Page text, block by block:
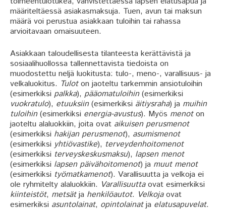
määriteltäessä asiakasmaksuja. Tuen, avun tai maksun
määrä voi perustua asiakkaan tuloihin tai rahassa
arvioitavaan omaisuuteen.
Asiakkaan taloudellisesta tilanteesta kerättävistä ja
sosiaalihuollossa tallennettavista tiedoista on
muodostettu neljä luokitusta: tulo-, meno-, varallisuus- ja
velkaluokitus. Tuloton jaoteltu tarkemmin ansiotuloihin
(esimerkiksi palkka), pääomatuloihin(esimerkiksi
vuokratulo), etuuksiin(esimerkiksi äitiysraha) ja muihin
tuloihin(esimerkiksi energia-avustus). Myös menoton
jaoteltu alaluokkiin, joita ovat aikuisen perusmenot
(esimerkiksi hakijan perusmenot), asumismenot
(esimerkiksi yhtiövastike), terveydenhoitomenot
(esimerkiksi terveyskeskusmaksu), lapsen menot
(esimerkiksi lapsen päivähoitomenot) ja muut menot
(esimerkiksi työmatkamenot). Varallisuutta ja velkoja ei
ole ryhmitelty alaluokkiin. Varallisuuttaovat esimerkiksi
kiinteistöt, metsätja henkilöautot. Velkojaovat
esimerkiksi asuntolainat, opintolainatja elatusapuvelat.